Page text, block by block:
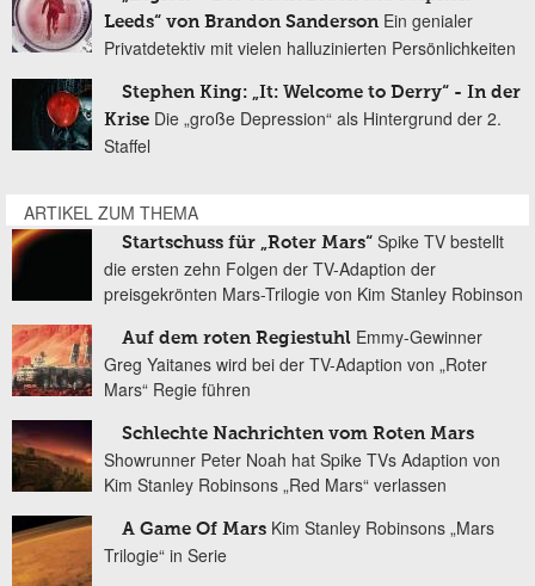
Leeds“ von Brandon Sanderson Ein genialer
Privatdetektiv mit vielen halluzinierten Persönlichkeiten
Stephen King: „It: Welcome to Derry“ - In der
Krise Die „große Depression“ als Hintergrund der 2.
Staffel
ARTIKEL ZUM THEMA
Startschuss für „Roter Mars“ Spike TV bestellt
die ersten zehn Folgen der TV-Adaption der
preisgekrönten Mars-Trilogie von Kim Stanley Robinson
Auf dem roten Regiestuhl Emmy-Gewinner
Greg Yaitanes wird bei der TV-Adaption von „Roter
Mars“ Regie führen
Schlechte Nachrichten vom Roten Mars
Showrunner Peter Noah hat Spike TVs Adaption von
Kim Stanley Robinsons „Red Mars“ verlassen
A Game Of Mars Kim Stanley Robinsons „Mars
Trilogie“ in Serie